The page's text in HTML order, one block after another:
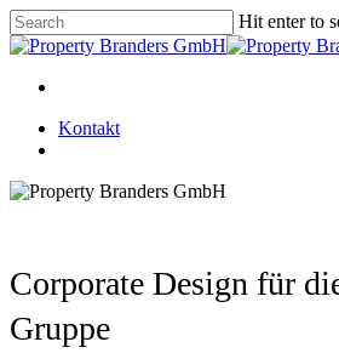
Skip
to
content
Hit enter to
Close
Menu
Kontakt
Corporate Design für
Gruppe